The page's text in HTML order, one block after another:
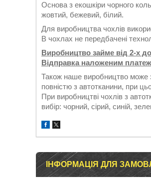
Основа з екошкіри чорного
жовтий, бежевий, білий.
Для виробництва чохлів
В чохлах не передбачені
Виробництво займе від 2-х
Відправка наложеним
Також наше виробництво може
повністю з автотканини, при
При виробництві чохлів з
вибір: чорний, сірий, синій,
ІНФОРМАЦІЯ ДЛЯ